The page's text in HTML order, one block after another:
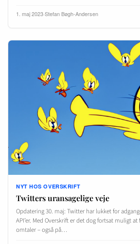
1. maj 2023·Stefan Bøgh-Andersen
NYT HOS OVERSKRIFT
Twitters uransagelige veje
Opdatering 30. maj: Twitter har lukket for
API’er. Med Overskrift er det dog fortsat muligt
omtaler – også på…